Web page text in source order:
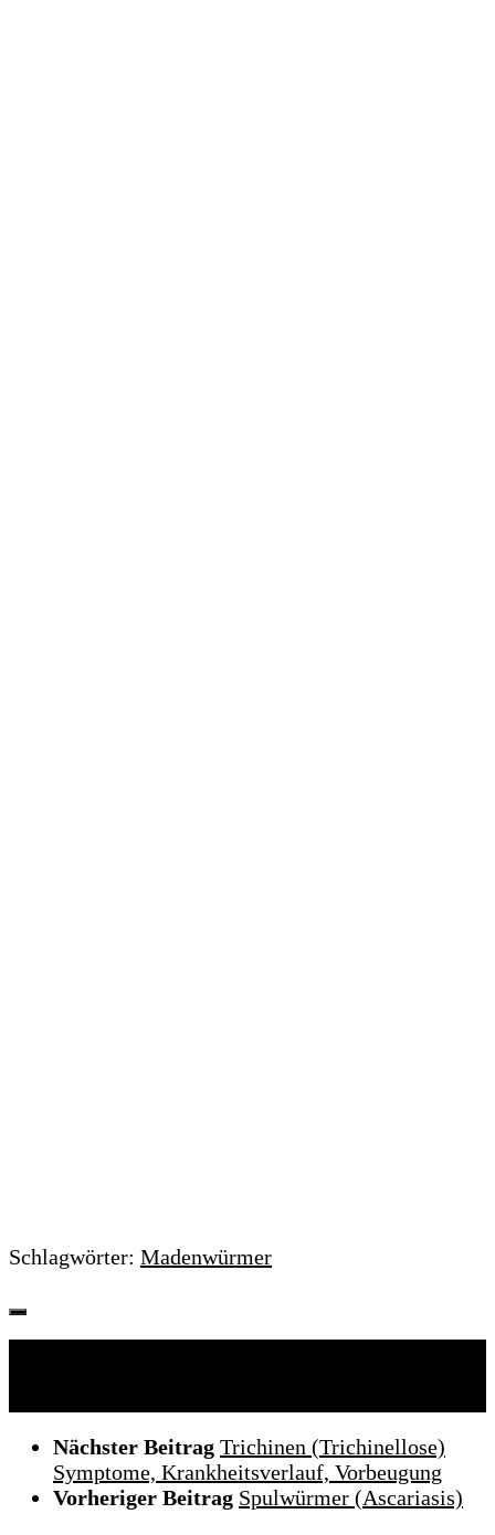
Schlagwörter: Madenwürmer
Nächster Beitrag Trichinen (Trichinellose)
Symptome, Krankheitsverlauf, Vorbeugung
Vorheriger Beitrag Spulwürmer (Ascariasis)